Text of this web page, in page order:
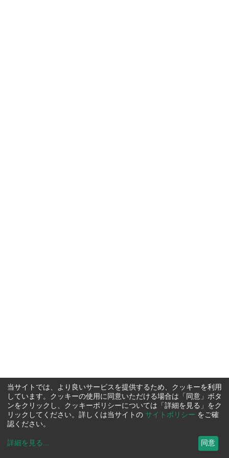
当サイトでは、より良いサービスを提供するため、クッキーを利用
しています。クッキーの使用に同意いただける場合は「同意」ボタ
ンをクリックし、クッキーポリシーについては「詳細を見る」をク
リックしてください。詳しくは当サイトの サイトポリシー をご確
認ください。
詳細を見る ... 同意